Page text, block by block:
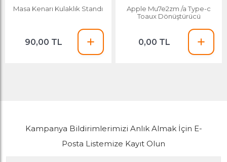
Masa Kenarı Kulaklık Standı
90,00 TL
Apple Mu7e2zm /a Type-c
Toaux Dönüştürücü
0,00 TL
Kampanya Bildirimlerimizi Anlık Almak İçin E-
Posta Listemize Kayıt Olun